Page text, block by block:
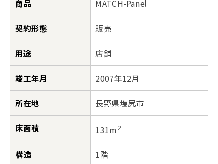
商品 MATCH-Panel
契約形態 販売
用途 店舗
竣工年月 2007年12月
所在地 長野県塩尻市
床面積 131m2
構造 1階